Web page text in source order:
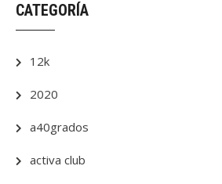
CATEGORÍA
12k
2020
a40grados
activa club